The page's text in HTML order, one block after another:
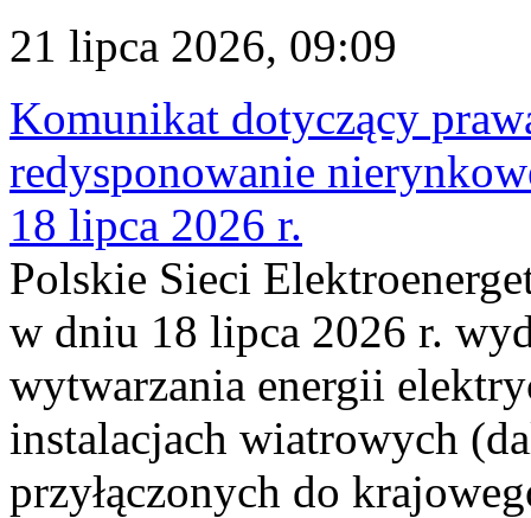
21 lipca 2026, 09:09
Komunikat dotyczący
redysponowanie
18 lipca 2026 r.
Polskie Sieci
w dniu 18 lipca 2026 r.
wytwarzania energii
instalacjach wiatrowych
przyłączonych do